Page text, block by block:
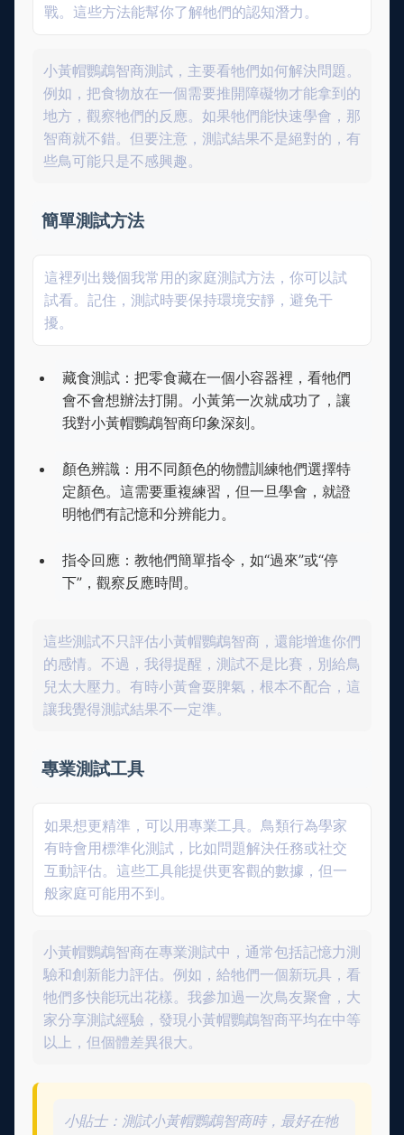
戰。這些方法能幫你了解牠們的認知潛力。
小黃帽鸚鵡智商測試，主要看牠們如何解決問題。
例如，把食物放在一個需要推開障礙物才能拿到的
地方，觀察牠們的反應。如果牠們能快速學會，那
智商就不錯。但要注意，測試結果不是絕對的，有
些鳥可能只是不感興趣。
簡單測試方法
這裡列出幾個我常用的家庭測試方法，你可以試
試看。記住，測試時要保持環境安靜，避免干
擾。
藏食測試：把零食藏在一個小容器裡，看牠們
會不會想辦法打開。小黃第一次就成功了，讓
我對小黃帽鸚鵡智商印象深刻。
顏色辨識：用不同顏色的物體訓練牠們選擇特
定顏色。這需要重複練習，但一旦學會，就證
明牠們有記憶和分辨能力。
指令回應：教牠們簡單指令，如“過來”或“停
下”，觀察反應時間。
這些測試不只評估小黃帽鸚鵡智商，還能增進你們
的感情。不過，我得提醒，測試不是比賽，別給鳥
兒太大壓力。有時小黃會耍脾氣，根本不配合，這
讓我覺得測試結果不一定準。
專業測試工具
如果想更精準，可以用專業工具。鳥類行為學家
有時會用標準化測試，比如問題解決任務或社交
互動評估。這些工具能提供更客觀的數據，但一
般家庭可能用不到。
小黃帽鸚鵡智商在專業測試中，通常包括記憶力測
驗和創新能力評估。例如，給牠們一個新玩具，看
牠們多快能玩出花樣。我參加過一次鳥友聚會，大
家分享測試經驗，發現小黃帽鸚鵡智商平均在中等
以上，但個體差異很大。
小貼士：測試小黃帽鸚鵡智商時，最好在牠